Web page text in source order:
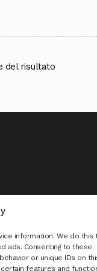
information. We do this
ads. Consenting to these
or unique IDs on
features and
del risultato